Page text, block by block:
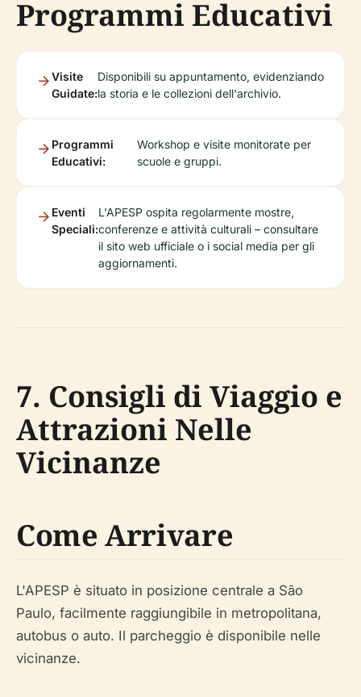
Programmi Educativi
Visite
Guidate:
Disponibili su appuntamento, evidenziando
la storia e le collezioni dell'archivio.
Programmi
Educativi:
Workshop e visite monitorate per
scuole e gruppi.
Eventi
Speciali:
L'APESP ospita regolarmente mostre,
conferenze e attività culturali – consultare
il sito web ufficiale o i social media per gli
aggiornamenti.
7. Consigli di Viaggio e
Attrazioni Nelle
Vicinanze
Come Arrivare
L'APESP è situato in posizione centrale a São
Paulo, facilmente raggiungibile in metropolitana,
autobus o auto. Il parcheggio è disponibile nelle
vicinanze.